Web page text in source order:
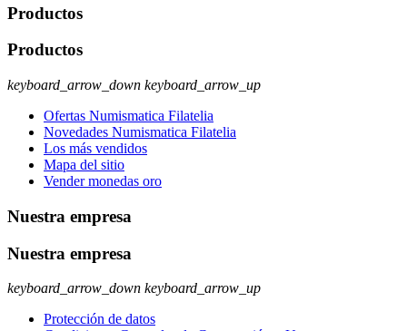
Productos
Productos
keyboard_arrow_down keyboard_arrow_up
Ofertas Numismatica Filatelia
Novedades Numismatica Filatelia
Los más vendidos
Mapa del sitio
Vender monedas oro
Nuestra empresa
Nuestra empresa
keyboard_arrow_down keyboard_arrow_up
Protección de datos